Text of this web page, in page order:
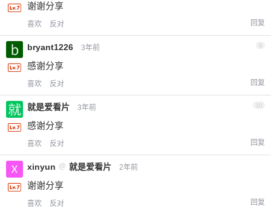
谢谢分享
喜欢 反对 回复
bryant1226 3年前 9
感谢分享
喜欢 反对 回复
就是爱看片 3年前 10
感谢分享
喜欢 反对 回复
xinyun @ 就是爱看片 2年前
谢谢分享
喜欢 反对 回复